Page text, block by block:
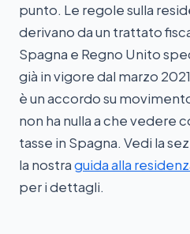
punto. Le regole sulla
derivano da un trattato
Spagna e Regno Unito
già in vigore dal marzo
è un accordo su
non ha nulla a che vedere
tasse in Spagna. Vedi la
la nostraguida alla
per i dettagli.